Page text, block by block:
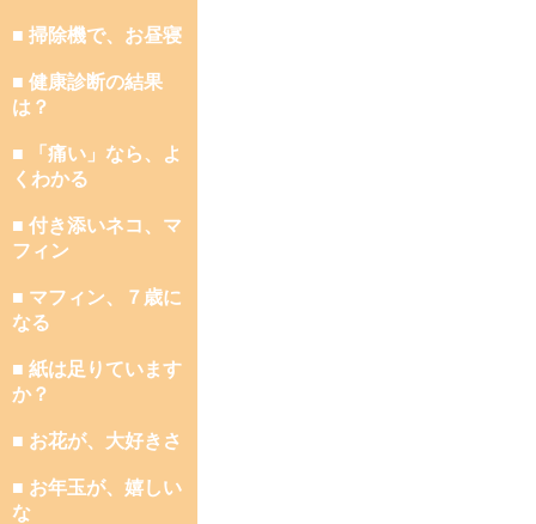
■ 掃除機で、お昼寝
■ 健康診断の結果
は？
■ 「痛い」なら、よ
くわかる
■ 付き添いネコ、マ
フィン
■ マフィン、７歳に
なる
■ 紙は足りています
か？
■ お花が、大好きさ
■ お年玉が、嬉しい
な